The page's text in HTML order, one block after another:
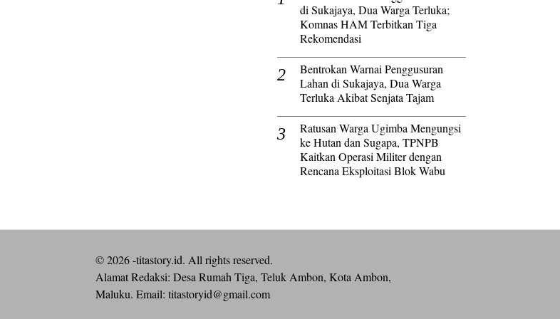
di Sukajaya, Dua Warga Terluka;
Komnas HAM Terbitkan Tiga
Rekomendasi
Bentrokan Warnai Penggusuran
Lahan di Sukajaya, Dua Warga
Terluka Akibat Senjata Tajam
Ratusan Warga Ugimba Mengungsi
ke Hutan dan Sugapa, TPNPB
Kaitkan Operasi Militer dengan
Rencana Eksploitasi Blok Wabu
©2026-titastory.id. All rights reserved.
Alamat Redaksi: Desa Rumah Tiga, Teluk Ambon, Kota Ambon,
Maluku. Email: titastoryid@gmail.com